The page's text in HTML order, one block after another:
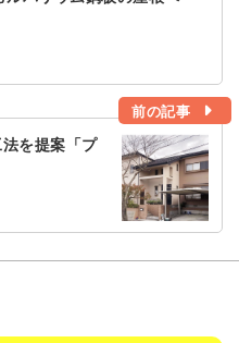
前の記事
を提案「プ